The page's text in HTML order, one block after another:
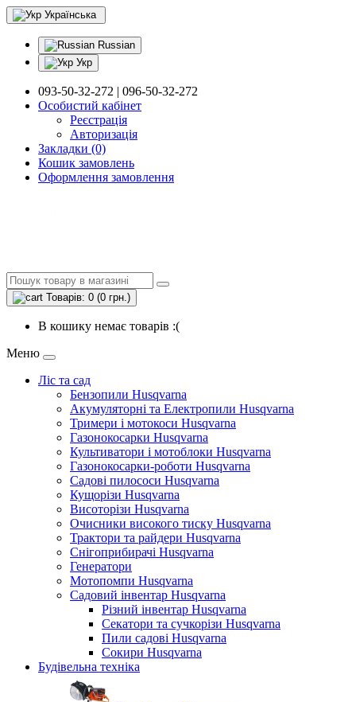
Українська
Russian
Укр
093-50-32-272 | 096-50-32-272
Особистий кабінет
Реєстрація
Авторизація
Закладки (0)
Кошик замовлень
Оформлення замовлення
Товарів: 0 (0 грн.)
В кошику немає товарів :(
Меню
Ліс та сад
Бензопили Husqvarna
Акумуляторні та Електропили Husqvarna
Тримери і мотокоси Husqvarna
Газонокосарки Husqvarna
Культиватори і мотоблоки Husqvarna
Газонокосарки-роботи Husqvarna
Садові пилососи Husqvarna
Кущорізи Husqvarna
Висоторізи Husqvarna
Очисники високого тиску Husqvarna
Трактори та райдери Husqvarna
Снігоприбирачі Husqvarna
Генератори
Мотопомпи Husqvarna
Садовий інвентар Husqvarna
Різний інвентар Husqvarna
Секатори та сучкорізи Husqvarna
Пили садові Husqvarna
Сокири Husqvarna
Будівельна техніка